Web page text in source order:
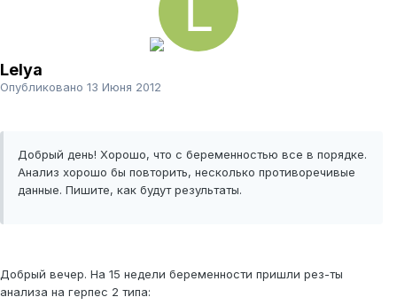
Lelya
Опубликовано 13 Июня 2012
Добрый день! Хорошо, что с беременностью все в порядке.
Анализ хорошо бы повторить, несколько противоречивые
данные. Пишите, как будут результаты.
Добрый вечер. На 15 недели беременности пришли рез-ты
анализа на герпес 2 типа: